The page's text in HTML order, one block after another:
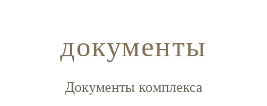
документы
Документы комплекса